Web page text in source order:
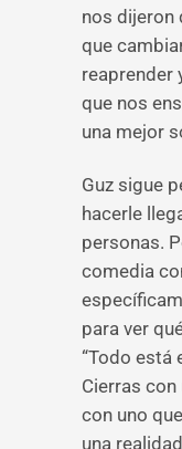
nos dijeron
que
reaprender
que nos
una mejor
Guz sigue
hacerle
personas.
comedia
para ver
“Todo está
Cierras
con uno
una